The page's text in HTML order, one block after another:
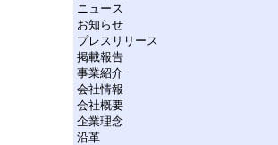
ニュース
お知らせ
プレスリリース
掲載報告
事業紹介
会社情報
会社概要
企業理念
沿革